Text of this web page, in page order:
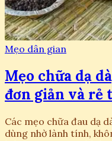
Mẹo dân gian
Mẹo chữa dạ
đơn giản và rẻ
Các mẹo chữa đau dạ
dùng nhờ lành tính,